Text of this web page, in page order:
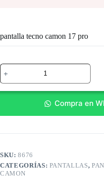
pantalla tecno camon 17 pro
pantalla
tecno
camon
17
Compra en
SKU:8676
CATEGORÍAS: PANTALLAS,
CAMON